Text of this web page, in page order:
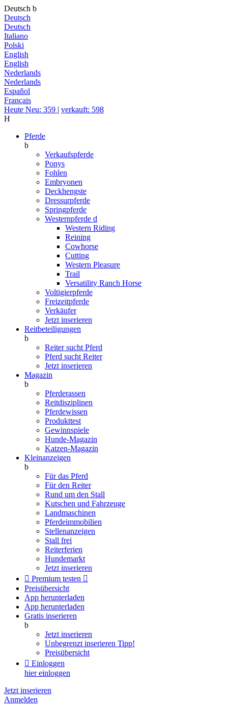
Deutsch b
Deutsch
Deutsch
Italiano
Polski
English
English
Nederlands
Nederlands
Español
Français
Heute Neu: 359 | verkauft: 598
H
Pferde
b
Verkaufspferde
Ponys
Fohlen
Embryonen
Deckhengste
Dressurpferde
Springpferde
Westernpferde d
Western Riding
Reining
Cowhorse
Cutting
Western Pleasure
Trail
Versatility Ranch Horse
Voltigierpferde
Freizeitpferde
Verkäufer
Jetzt inserieren
Reitbeteiligungen
b
Reiter sucht Pferd
Pferd sucht Reiter
Jetzt inserieren
Magazin
b
Pferderassen
Reitdisziplinen
Pferdewissen
Produkttest
Gewinnspiele
Hunde-Magazin
Katzen-Magazin
Kleinanzeigen
b
Für das Pferd
Für den Reiter
Rund um den Stall
Kutschen und Fahrzeuge
Landmaschinen
Pferdeimmobilien
Stellenanzeigen
Stall frei
Reiterferien
Hundemarkt
Jetzt inserieren
 Premium testen 
Preisübersicht
App herunterladen
App herunterladen
Gratis inserieren
b
Jetzt inserieren
Unbegrenzt inserieren Tipp!
Preisübersicht
 Einloggen
hier einloggen
Jetzt inserieren
Anmelden